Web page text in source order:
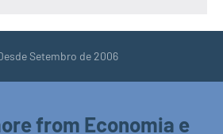
Setembro de 2006
from Economia e